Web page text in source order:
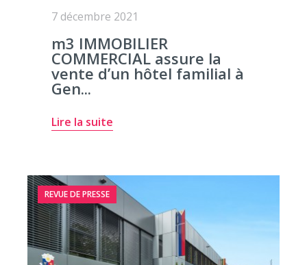
7 décembre 2021
m3 IMMOBILIER
COMMERCIAL assure la
vente d’un hôtel familial à
Gen...
Lire la suite
REVUE DE PRESSE